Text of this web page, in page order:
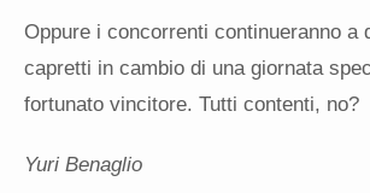
Oppure i concorrenti continueranno a
capretti in cambio di una giornata
fortunato vincitore. Tutti contenti, no?
Yuri Benaglio